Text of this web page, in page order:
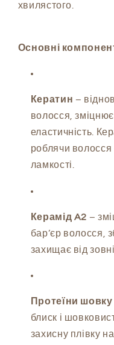
хвилястого.
Основні
Кератин –
волосся,
еластичність.
роблячи волосся
ламкості.
Керамід A2 –
бар’єр волосся,
захищає від
Протеїни шовку
блиск і
захисну плівку